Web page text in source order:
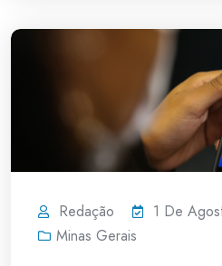
Redação
1 De
Minas Gerais